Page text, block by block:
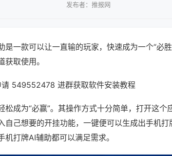
发布者：推报网
是一款可以让一直输的玩家，快速成为一个“必
取使用。
549552478 进群获取软件安装教程
松成为“必赢”。其操作方式十分简单，打开这个
自己想要的开挂功能，一键便可以生成出手机
打牌AI辅助都可以满足需求。